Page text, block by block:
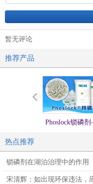
暂无评论
推荐产品
Phoslock锁磷
热点推荐
锁磷剂在湖泊治理中的作用
宋清辉：如出现环保违法，